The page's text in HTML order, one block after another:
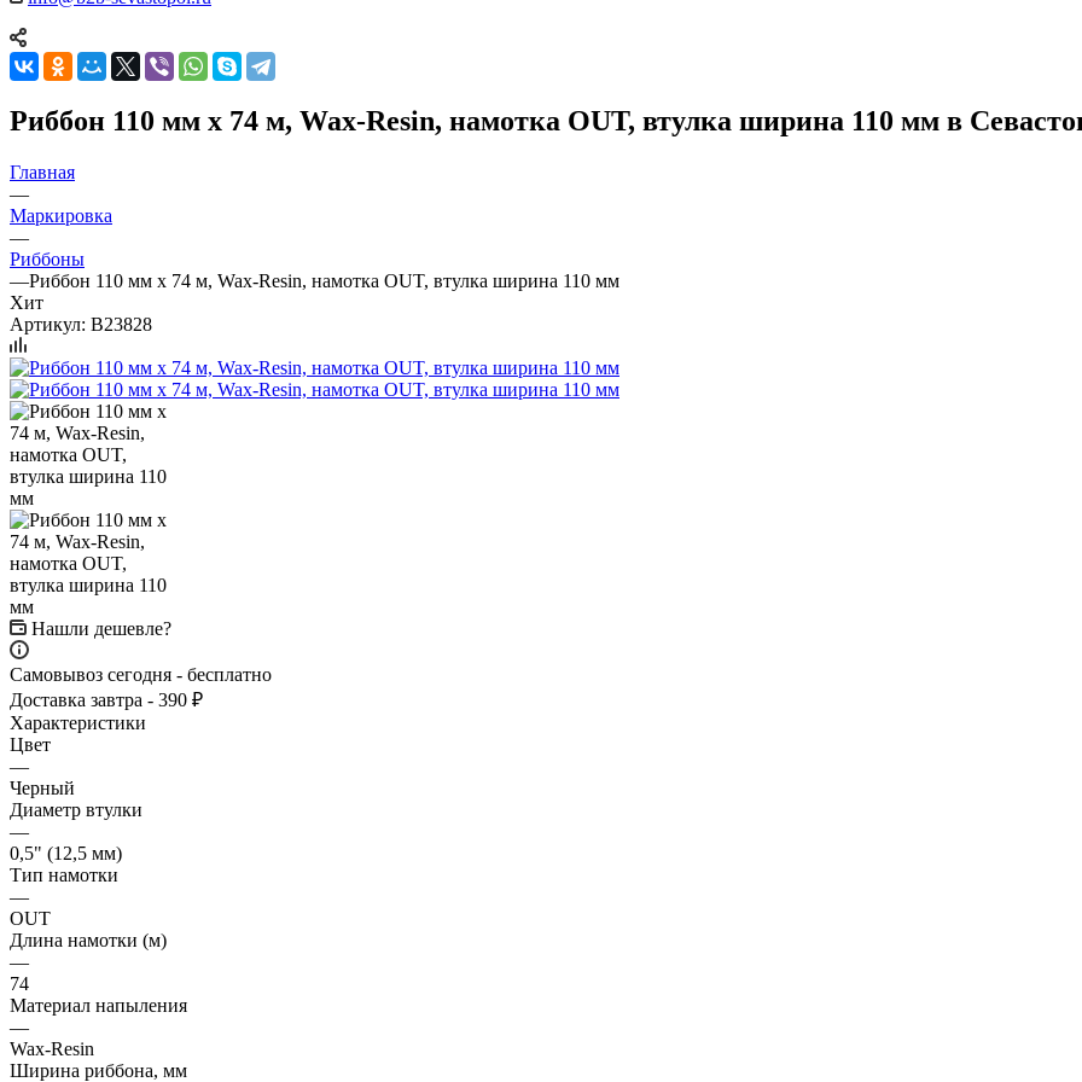
Риббон 110 мм х 74 м, Wax-Resin, намотка OUT, втулка ширина 110 мм в
Главная
—
Маркировка
—
Риббоны
—Риббон 110 мм х 74 м, Wax-Resin, намотка OUT, втулка ширина 110 мм
Хит
Артикул: B23828
Нашли дешевле?
Самовывоз сегодня - бесплатно
Доставка завтра - 390 ₽
Характеристики
Цвет
—
Черный
Диаметр втулки
—
0,5" (12,5 мм)
Тип намотки
—
OUT
Длина намотки (м)
—
74
Материал напыления
—
Wax-Resin
Ширина риббона, мм